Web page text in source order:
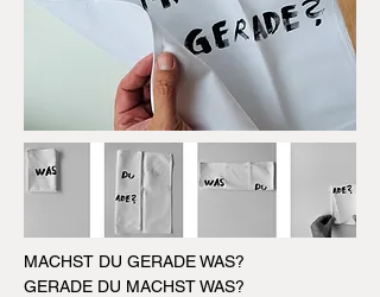
MACHST DU GERADE WAS?
GERADE DU MACHST WAS?